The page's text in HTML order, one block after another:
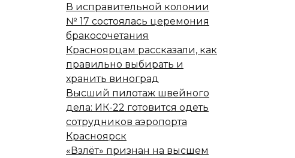
В исправительной колонии
№ 17 состоялась церемония
бракосочетания
Красноярцам рассказали, как
правильно выбирать и
хранить виноград
Высший пилотаж швейного
дела: ИК-22 готовится одеть
сотрудников аэропорта
Красноярск
«Взлёт» признан на высшем